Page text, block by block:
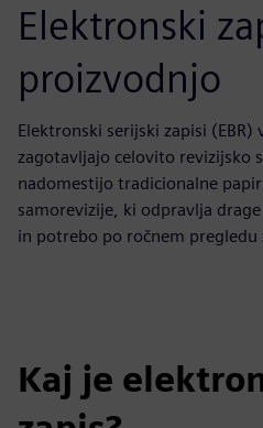
Elektronski
proizvodnjo
Elektronski serijski zapisi
zagotavljajo celovito revizijsko
nadomestijo tradicionalne
samorevizije, ki odpravlja
in potrebo po ročnem pregledu
Kaj je